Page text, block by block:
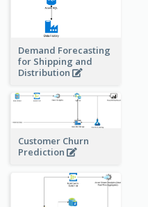
Demand Forecasting
for Shipping and
Distribution
Customer Churn
Prediction